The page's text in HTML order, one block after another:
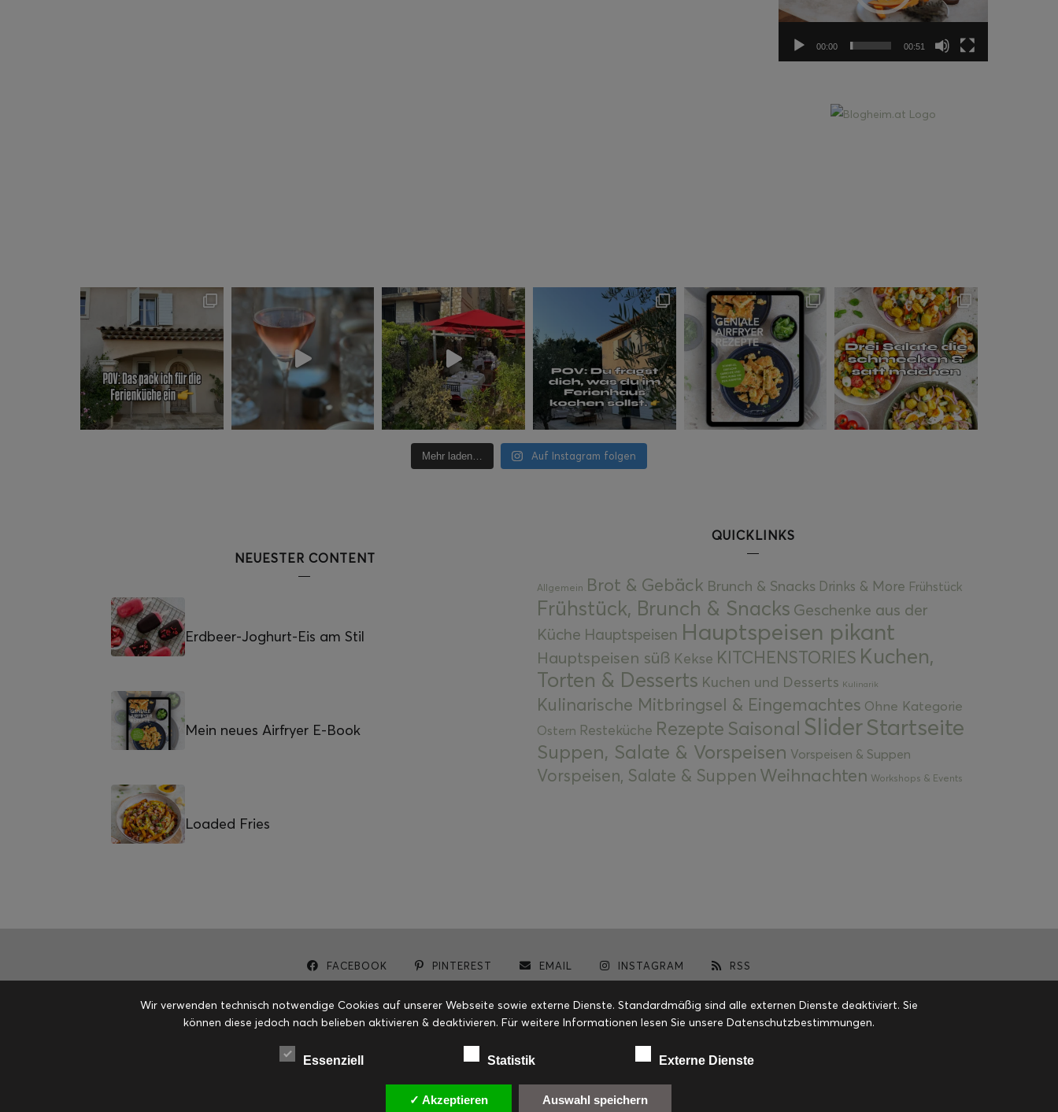
00:00 00:51
Mehr laden… Auf Instagram folgen
NEUESTER CONTENT
Erdbeer-Joghurt-Eis am Stil
Mein neues Airfryer E-Book
Loaded Fries
QUICKLINKS
Allgemein Brot & Gebäck Brunch & Snacks Drinks & More Frühstück
Frühstück, Brunch & Snacks Geschenke aus der
Küche Hauptspeisen Hauptspeisen pikant
Hauptspeisen süß Kekse KITCHENSTORIES Kuchen,
Torten & Desserts Kuchen und Desserts Kulinarik
Kulinarische Mitbringsel & Eingemachtes Ohne Kategorie
Ostern Resteküche Rezepte Saisonal SliderStartseite
Suppen, Salate & Vorspeisen Vorspeisen & Suppen
Vorspeisen, Salate & Suppen Weihnachten Workshops & Events
FACEBOOK PINTEREST EMAIL INSTAGRAM RSS
Wir verwenden technisch notwendige Cookies auf unserer Webseite sowie externe Dienste. Standardmäßig sind alle externen Dienste deaktiviert. Sie
können diese jedoch nach belieben aktivieren & deaktivieren. Für weitere Informationen lesen Sie unsere Datenschutzbestimmungen.
Essenziell Statistik Externe Dienste
✓ Akzeptieren Auswahl speichern